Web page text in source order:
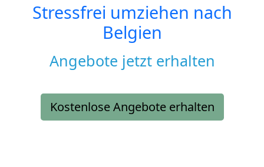
Stressfrei umziehen nach
Belgien
Angebote jetzt erhalten
Kostenlose Angebote erhalten